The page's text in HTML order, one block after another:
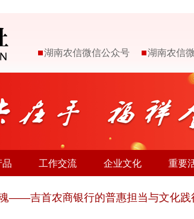
湖南农信微信公众号 湖南农信
品 工作交流 企业文化 重要
——吉首农商银行的普惠担当与文化践